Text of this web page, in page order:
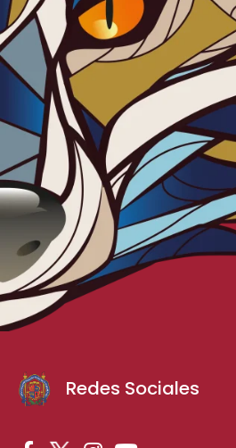
Redes Sociales